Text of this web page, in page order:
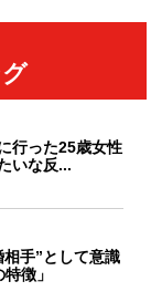
行った25歳女性
いな反...
手”として意識
徴」